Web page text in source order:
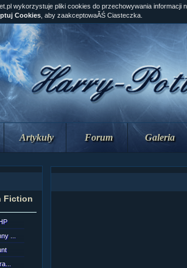
Artykuły Forum Galeria
Fiction
...
wykorzystuje pliki cookies do przechowywania informacji
Cookies , aby zaakceptowaĂŚ Ciasteczka.